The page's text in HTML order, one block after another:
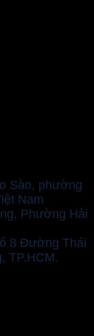
Sào, phường
Nam
Phường Hải
8 Đường Thái
TP.HCM.